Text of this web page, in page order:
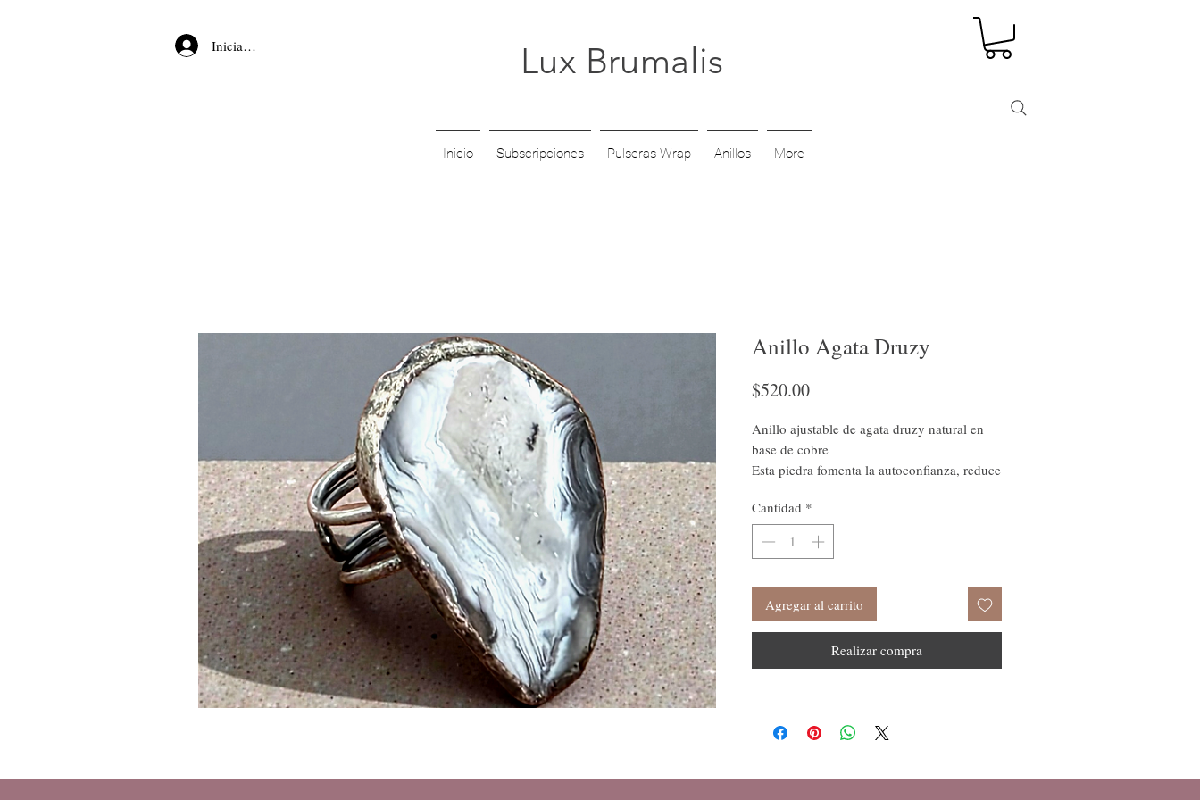
Iniciar sesión Lux Brumalis
Inicio Subscripciones Pulseras Wrap Anillos More
Anillo Agata Druzy
$520.00Precio
Anillo ajustable de agata druzy natural en
base de cobre
Esta piedra fomenta la autoconfianza, reduce
energías negativas, siendo ideal para la
meditación y el bienestar emocional.
Cantidad *
Agregar al carrito
Realizar compra